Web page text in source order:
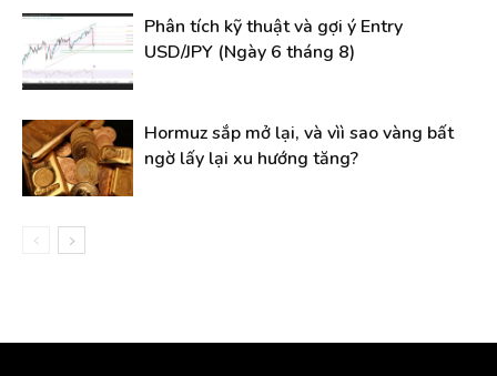
Phân tích kỹ thuật và gợi ý Entry
USD/JPY (Ngày 6 tháng 8)
Hormuz sắp mở lại, và vìì sao vàng bất
ngờ lấy lại xu hướng tăng?